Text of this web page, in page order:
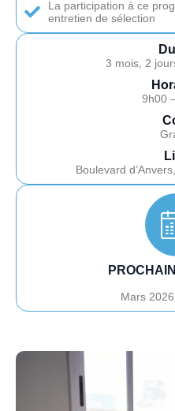
La participation à ce
entretien de sélection
3 mois, 2
9h00
Boulevard
Mars